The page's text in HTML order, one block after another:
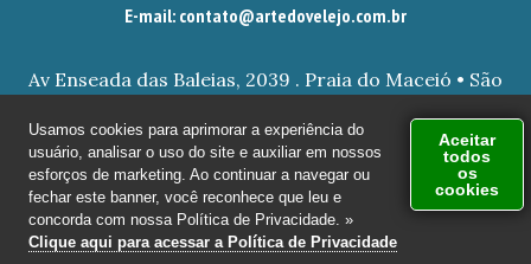
E-mail: contato@artedovelejo.com.br
Av Enseada das Baleias, 2039 . Praia do Maceió • São
© 2026 ARTE DO VELEJO - POUSADA EM SÃO MIGUEL DO
GOSTOSO - PRAIA DO MACEIÓ TODOS OS DIREITOS RESERVADOS |
DESENVOLVIDO PORHOTELLERO DIGITAL |
DESIGN| CONSULTORIA PORHOTELB2C
Usamos cookies para aprimorar a experiência do
usuário, analisar o uso do site e auxiliar em nossos
esforços de marketing. Ao continuar a navegar ou
fechar este banner, você reconhece que leu e
concorda com nossa Política de Privacidade. »
Clique aqui para acessar a Política de Privacidade
Aceitar
todos
os
cookies